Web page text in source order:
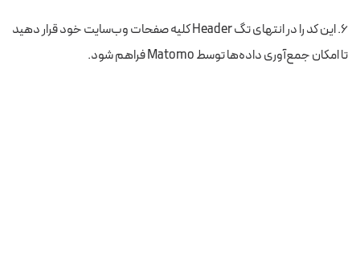
۶. این کد را در انتهای تگ Header کلیه صفحات وب‌سایت خود قرار دهید
تا امکان جمع‌آوری داده‌ها توسط Matomo فراهم شود.